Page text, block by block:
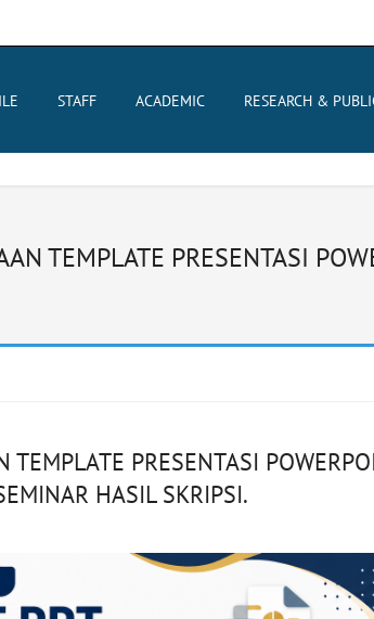
STAFF ACADEMIC RESEARCH &
TEMPLATE PRESENTASI
PRESENTASI
HASIL SKRIPSI.